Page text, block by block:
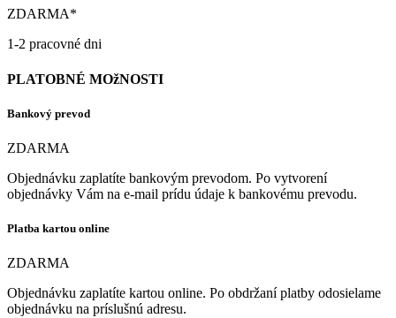
ZDARMA*
1-2 pracovné dni
PLATOBNÉ MOžNOSTI
Bankový prevod
ZDARMA
Objednávku zaplatíte bankovým prevodom. Po vytvorení
objednávky Vám na e-mail prídu údaje k bankovému prevodu.
Platba kartou online
ZDARMA
Objednávku zaplatíte kartou online. Po obdržaní platby odosielame
objednávku na príslušnú adresu.